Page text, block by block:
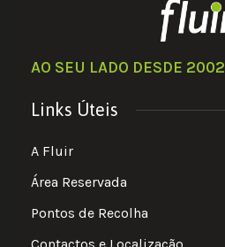
AO SEU LADO DESDE 2002
Links Úteis
A Fluir
Área Reservada
Pontos de Recolha